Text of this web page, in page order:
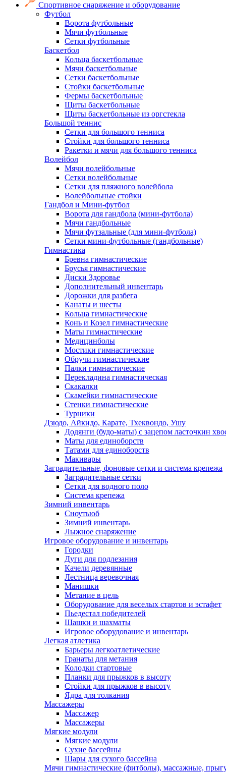
Спортивное снаряжение и оборудование
Футбол
Ворота футбольные
Мячи футбольные
Сетки футбольные
Баскетбол
Кольца баскетбольные
Мячи баскетбольные
Сетки баскетбольные
Стойки баскетбольные
Фермы баскетбольные
Щиты баскетбольные
Щиты баскетбольные из оргстекла
Большой теннис
Сетки для большого тенниса
Стойки для большого тенниса
Ракетки и мячи для большого тенниса
Волейбол
Мячи волейбольные
Сетки волейбольные
Сетки для пляжного волейбола
Волейбольные стойки
Гандбол и Мини-футбол
Ворота для гандбола (мини-футбола)
Мячи гандбольные
Мячи футзальные (для мини-футбола)
Сетки мини-футбольные (гандбольные)
Гимнастика
Бревна гимнастические
Брусья гимнастические
Диски Здоровье
Дополнительный инвентарь
Дорожки для разбега
Канаты и шесты
Кольца гимнастические
Конь и Козел гимнастические
Маты гимнастические
Медицинболы
Мостики гимнастические
Обручи гимнастические
Палки гимнастические
Перекладина гимнастическая
Скакалки
Скамейки гимнастические
Стенки гимнастические
Турники
Дзюдо, Айкидо, Карате, Тхеквондо, Ушу
Додянги (будо-маты) с зацепом ласточкин
Маты для единоборств
Татами для единоборств
Макивары
Заградительные, фоновые сетки и система крепежа
Заградительные сетки
Сетки для водного поло
Система крепежа
Зимний инвентарь
Сноутьюб
Зимний инвентарь
Лыжное снаряжение
Игровое оборудование и инвентарь
Городки
Дуги для подлезания
Качели деревянные
Лестница веревочная
Манишки
Метание в цель
Оборудование для веселых стартов и эстафет
Пьедестал победителей
Шашки и шахматы
Игровое оборудование и инвентарь
Легкая атлетика
Барьеры легкоатлетические
Гранаты для метания
Колодки стартовые
Планки для прыжков в высоту
Стойки для прыжков в высоту
Ядра для толкания
Массажеры
Массажер
Массажеры
Мягкие модули
Мягкие модули
Сухие бассейны
Шары для сухого бассейна
Мячи гимнастические (фитболы), массажные,